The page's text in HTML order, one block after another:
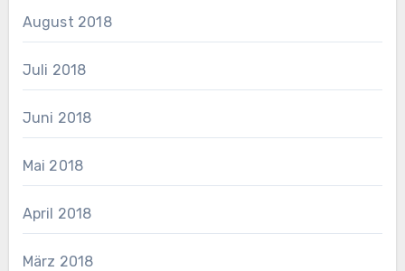
August 2018
Juli 2018
Juni 2018
Mai 2018
April 2018
März 2018